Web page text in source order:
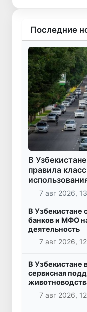
Последние
В
правила
7 авг 2026,
В Узбекистане
банков и МФО
деятельность
7 авг 2026,
В Узбекистане
сервисная
7 авг 2026,